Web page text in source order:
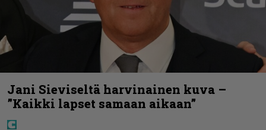
Jani Sieviseltä harvinainen kuva –
”Kaikki lapset samaan aikaan”